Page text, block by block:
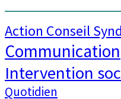
Action Conseil
Communication
Intervention
Quotidien